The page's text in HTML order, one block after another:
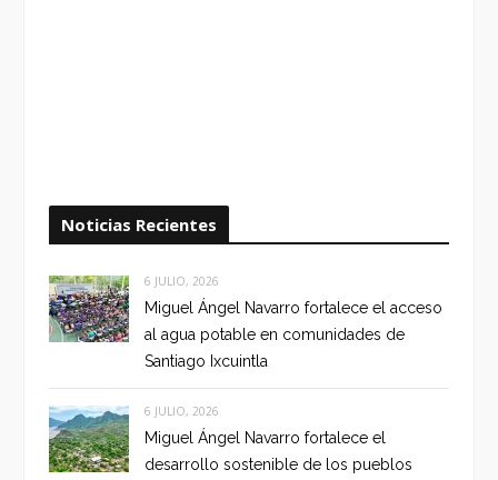
Noticias Recientes
6 JULIO, 2026
Miguel Ángel Navarro fortalece el acceso
al agua potable en comunidades de
Santiago Ixcuintla
6 JULIO, 2026
Miguel Ángel Navarro fortalece el
desarrollo sostenible de los pueblos